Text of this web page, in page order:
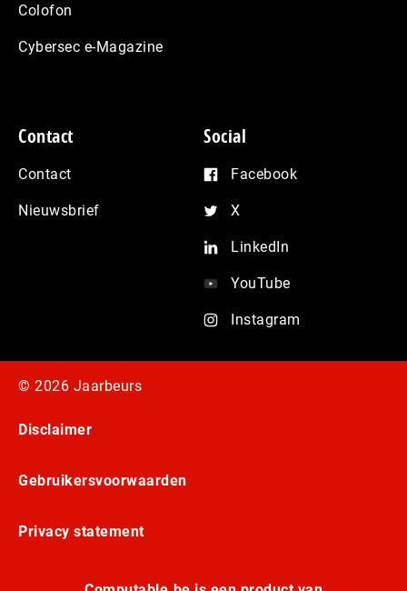
Colofon
Cybersec e-Magazine
Contact
Contact
Nieuwsbrief
Social
Facebook
X
LinkedIn
YouTube
Instagram
© 2026 Jaarbeurs
Disclaimer
Gebruikersvoorwaarden
Privacy statement